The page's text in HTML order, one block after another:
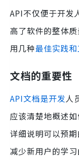
API不仅便于开发
高了软件的整体
用几种最佳实践
文档的重要性
API文档是开发人
应该清楚地概述
详细说明可以预
减少新用户的学